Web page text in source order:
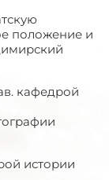
положение и
кафедрой
истории